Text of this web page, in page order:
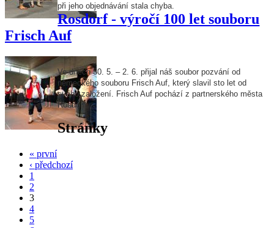
při jeho objednávání stala chyba.
Rosdorf - výročí 100 let souboru
Frisch Auf
Ve dnech 30. 5. – 2. 6. přijal náš soubor pozvání od
německého souboru Frisch Auf, který slavil sto let od
svého založení. Frisch Auf pochází z partnerského města
Rosdorf.
Stránky
« první
‹ předchozí
1
2
3
4
5